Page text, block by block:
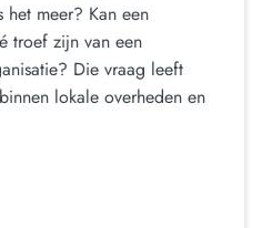
meer? Kan een
troef zijn van een
Die vraag leeft
lokale overheden en